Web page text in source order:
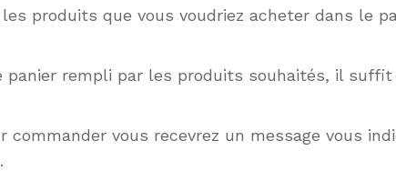
produits que vous voudriez acheter dans le
panier rempli par les produits souhaités, il
commander vous recevrez un message vous